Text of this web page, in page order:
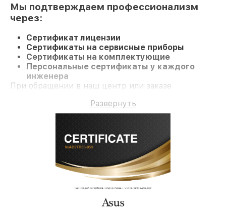
Мы подтверждаем профессионализм
через:
Сертификат лицензии
Сертификаты на сервисные приборы
Сертификаты на комплектующие
Персональные сертификаты у каждого
инженера
При обращении в наш центр или заказе
качественный ремонт и гарантию на все работы и
комплектующие.
Развернуть